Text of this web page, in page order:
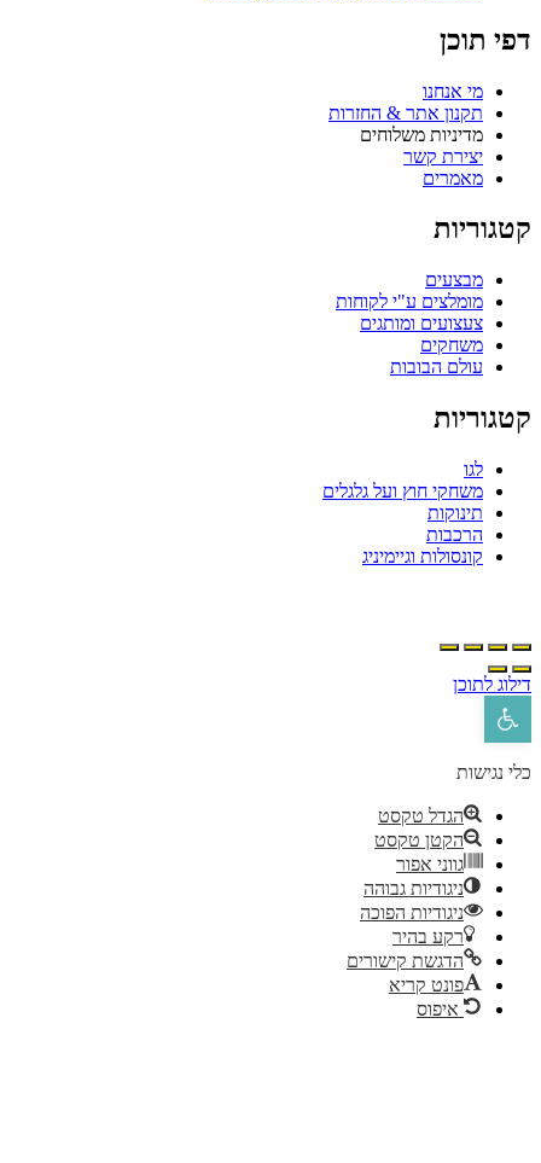
תוכן
מי אנחנו
תקנון אתר & החזרות
מדיניות משלוחים
יצירת קשר
מאמרים
מבצעים
מומלצים ע"י לקוחות
צעצועים ומותגים
משחקים
עולם הבובות
לגו
משחקי חוץ ועל גלגלים
תינוקות
הרכבות
קונסולות וגיימיניג
לתוכן
פתח סרגל נגישות
נגישות
הגדל טקסט
הקטן טקסט
גווני אפור
ניגודיות גבוהה
ניגודיות הפוכה
רקע בהיר
הדגשת קישורים
פונט קריא
איפוס